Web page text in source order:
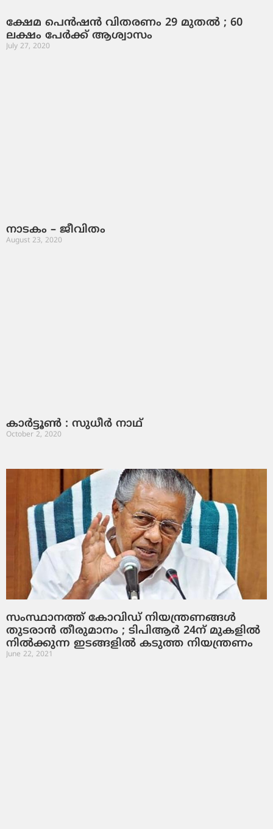
ക്ഷേമ പെൻഷൻ വിതരണം 29 മുതൽ ; 60
ലക്ഷം പേർക്ക്‌ ആശ്വാസം
July 27, 2020
നാടകം – ജീവിതം
August 23, 2020
കാർട്ടൂൺ : സുധീർ നാഥ്
October 2, 2020
സംസ്ഥാനത്ത് കോവിഡ് നിയന്ത്രണങ്ങള്‍
തുടരാന്‍ തീരുമാനം ; ടിപിആര്‍ 24ന് മുകളില്‍
നില്‍ക്കുന്ന ഇടങ്ങളില്‍ കടുത്ത നിയന്ത്രണം
June 22, 2021